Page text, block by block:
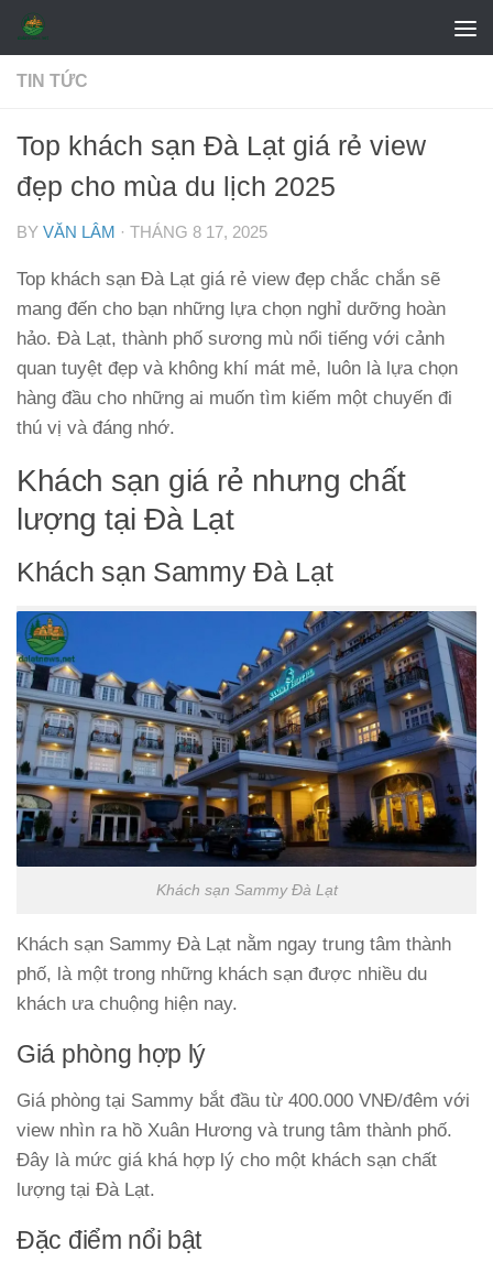
Skip to content
TIN TỨC
Top khách sạn Đà Lạt giá rẻ view
đẹp cho mùa du lịch 2025
BY VĂN LÂM · THÁNG 8 17, 2025
Top khách sạn Đà Lạt giá rẻ view đẹp chắc chắn sẽ
mang đến cho bạn những lựa chọn nghỉ dưỡng hoàn
hảo. Đà Lạt, thành phố sương mù nổi tiếng với cảnh
quan tuyệt đẹp và không khí mát mẻ, luôn là lựa chọn
hàng đầu cho những ai muốn tìm kiếm một chuyến đi
thú vị và đáng nhớ.
Khách sạn giá rẻ nhưng chất
lượng tại Đà Lạt
Khách sạn Sammy Đà Lạt
Khách sạn Sammy Đà Lạt
Khách sạn Sammy Đà Lạt nằm ngay trung tâm thành
phố, là một trong những khách sạn được nhiều du
khách ưa chuộng hiện nay.
Giá phòng hợp lý
Giá phòng tại Sammy bắt đầu từ 400.000 VNĐ/đêm với
view nhìn ra hồ Xuân Hương và trung tâm thành phố.
Đây là mức giá khá hợp lý cho một khách sạn chất
lượng tại Đà Lạt.
Đặc điểm nổi bật